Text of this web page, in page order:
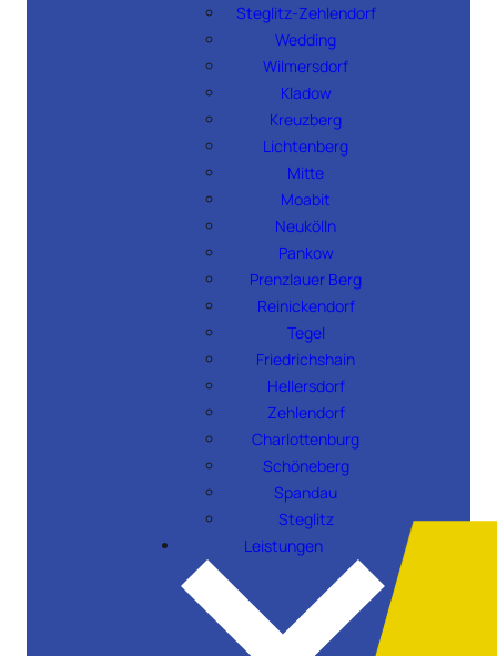
Steglitz-Zehlendorf
Wedding
Wilmersdorf
Kladow
Kreuzberg
Lichtenberg
Mitte
Moabit
Neukölln
Pankow
Prenzlauer Berg
Reinickendorf
Tegel
Friedrichshain
Hellersdorf
Zehlendorf
Charlottenburg
Schöneberg
Spandau
Steglitz
Leistungen